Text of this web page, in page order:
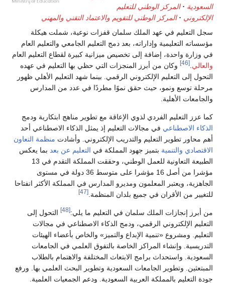
السعودية
المركز الوطني للتعليم
الإلكتروني
المركز الوطني للتقويم والاعتماد التقني والمهني
سجل التعليم في عهد الملك سلمان قفزات نوعية، شملت هيكلة
مؤسساته التعليمية وإداراته، بعد دمج التعليم الجامعي والتعليم العام
في وزارة واحدة، إضافة إلى تخصيص ميزانية كبيرة لقطاع التعليم العام
والعالي [46]
وكان من أبرز المنجزات التي حظي بها التعليم في عهده
التحول إلى التعليم الإلكتروني الرقمي. بينما شهد التعليم الأهلي ظهور
مرحلة توسع ونمو، حيث حقق نموًا مطردًا في عدد من المدارس
والجامعات الأهلية.
كما عزز التعليم الفردي لذوي الإعاقة مع تطوير مناهج ابتكارية ودمج
الذكاء الاصطناعي في مجالات التعليم إذ يمثل الذكاء الاصطناعي أحد
أهم محاور تطوير التعليم والتدريب الإلكتروني. وأشادت منظمة التعاون
الاقتصادي والتنمية بتميز جهود المملكة في التعليم عن بعد بما يعكس
الطبيعة التعاونية للعمل الوطني، وحققت المملكة التقدم في 13
مؤشرا من أصل 16 مؤشرا على متوسط 36 دولة في مستوى
الجاهزية، ويعتبر المعلمون ومديرو المدارس في المملكة الأكثر انفتاحا
للتغيير من الأقران في جميع بلدان المنظمة. [47]
من أبرز إنجازات الملك سلمان في التعليم ما يلي:[48]
التحول إلى
التعليم الإلكتروني الرقمي، ودمج الذكاء الاصطناعي في مجالات
التعليم. ومشروع «تنمية الإبداع والتميز» والخاص بأعضاء الهيئات
التدريسية. وإنشاء المراكز الخاصة بالتفوق العلمي في الجامعات
السعودية. واستحداث برامج الابتعاث المختلفة والاهتمام بالطلاب
المبتعثين. وتطوير الجامعات السعودية وتطوير البحث العلمي بها. ورفع
جودة التعليم بالمملكة العربية السعودية. ودعم الجمعيات العلمية.